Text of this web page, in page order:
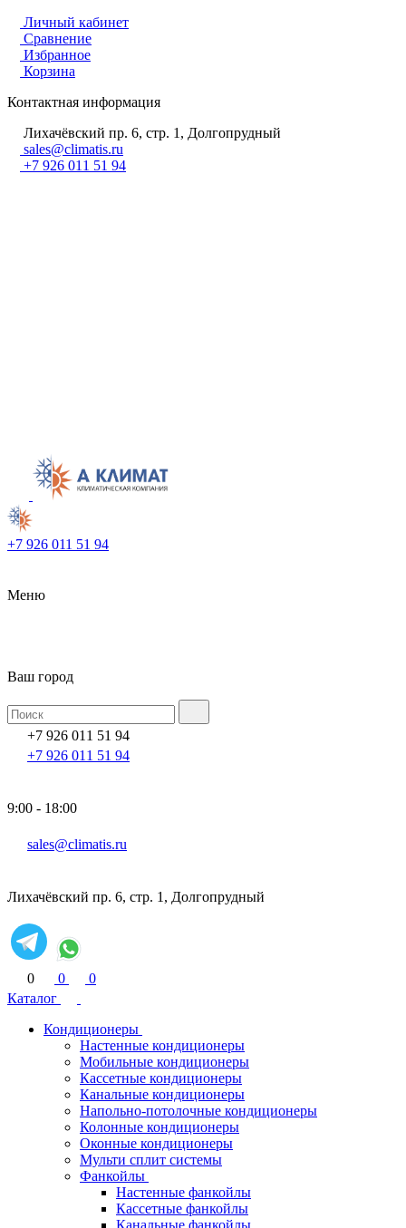
Личный кабинет
Сравнение
Избранное
Корзина
Контактная информация
Лихачёвский пр. 6, стр. 1, Долгопрудный
sales@climatis.ru
+7 926 011 51 94
+7 926 011 51 94
Меню
Ваш город
+7 926 011 51 94
+7 926 011 51 94
9:00 - 18:00
sales@climatis.ru
Лихачёвский пр. 6, стр. 1, Долгопрудный
0 0
0
Каталог
Кондиционеры
Настенные кондиционеры
Мобильные кондиционеры
Кассетные кондиционеры
Канальные кондиционеры
Напольно-потолочные кондиционеры
Колонные кондиционеры
Оконные кондиционеры
Мульти сплит системы
Фанкойлы
Настенные фанкойлы
Кассетные фанкойлы
Канальные фанкойлы